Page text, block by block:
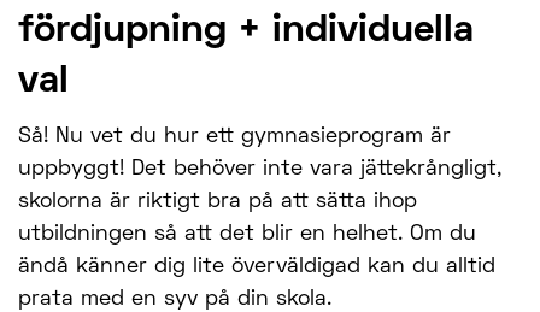
fördjupning + individuella
val
Så! Nu vet du hur ett gymnasieprogram är
uppbyggt! Det behöver inte vara jättekrångligt,
skolorna är riktigt bra på att sätta ihop
utbildningen så att det blir en helhet. Om du
ändå känner dig lite överväldigad kan du alltid
prata med en syv på din skola.